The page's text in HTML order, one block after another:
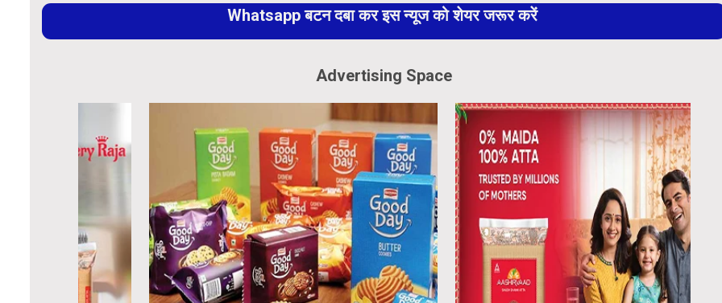
Whatsapp बटन दबा कर इस न्यूज को शेयर जरूर करें
Advertising Space